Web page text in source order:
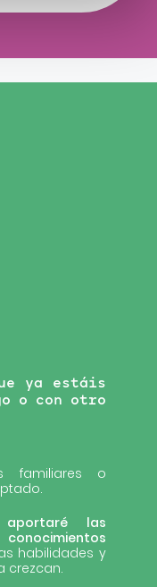
ya estáis
o con otro
familiares o
las
habilidades y
crezcan.